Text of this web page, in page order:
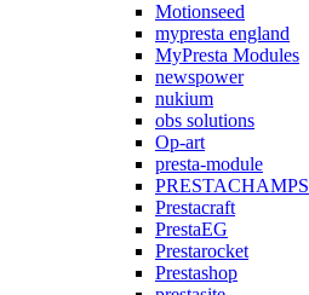
Motionseed
mypresta england
MyPresta Modules
newspower
nukium
obs solutions
Op-art
presta-module
PRESTACHAMPS
Prestacraft
PrestaEG
Prestarocket
Prestashop